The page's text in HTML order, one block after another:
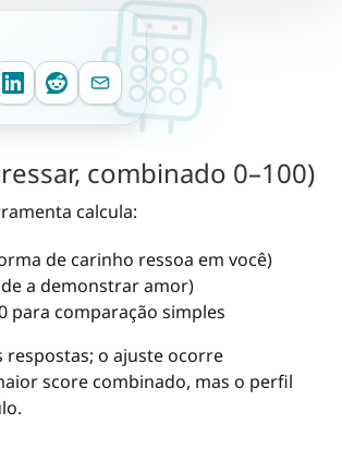
combinado 0–100)
calcula:
de carinho ressoa em você)
a demonstrar amor)
para comparação simples
o ajuste ocorre
score combinado, mas o perfil